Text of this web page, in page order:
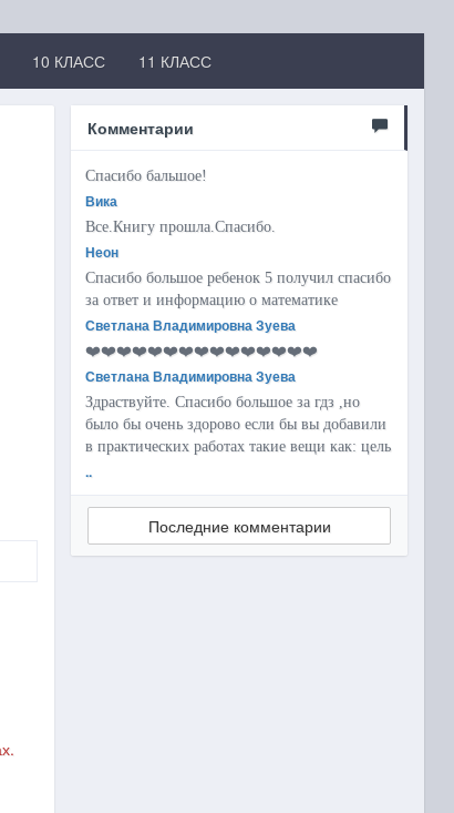
10 КЛАСС 11 КЛАСС
Комментарии
Спасибо бальшое!
Вика
Все.Книгу прошла.Спасибо.
Неон
Спасибо большое ребенок 5 получил спасибо
за ответ и информацию о математике
Светлана Владимировна Зуева
❤️❤️❤️❤️❤️❤️❤️❤️❤️❤️❤️❤️❤️❤️❤️
Светлана Владимировна Зуева
Здраствуйте. Спасибо большое за гдз ,но
было бы очень здорово если бы вы добавили
в практических работах такие вещи как: цель
..
Последние комментарии